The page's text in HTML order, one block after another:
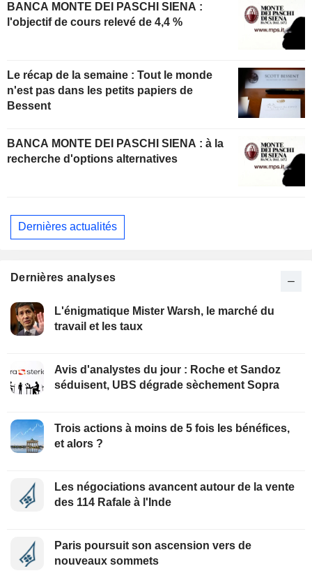
BANCA MONTE DEI PASCHI SIENA :
l'objectif de cours relevé de 4,4 %
Le récap de la semaine : Tout le monde
n'est pas dans les petits papiers de
Bessent
BANCA MONTE DEI PASCHI SIENA : à la
recherche d'options alternatives
Dernières actualités
Dernières analyses
L'énigmatique Mister Warsh, le marché du
travail et les taux
Avis d'analystes du jour : Roche et Sandoz
séduisent, UBS dégrade sèchement Sopra
Trois actions à moins de 5 fois les bénéfices,
et alors ?
Les négociations avancent autour de la vente
des 114 Rafale à l'Inde
Paris poursuit son ascension vers de
nouveaux sommets